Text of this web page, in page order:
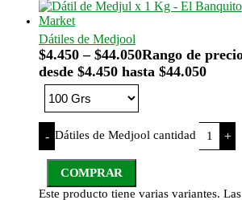
Dátiles de Medjool
$4.450 – $44.050Rango de
desde $4.450 hasta $44.050
- Dátiles de Medjool cantidad +
COMPRAR
Este producto tiene varias variantes. Las